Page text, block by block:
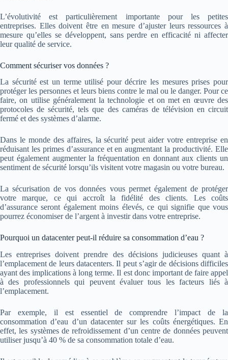
L’évolutivité est particulièrement importante pour les petites
entreprises. Elles doivent être en mesure d’ajuster leurs ressources à
mesure qu’elles se développent, sans perdre en efficacité ni affecter
leur qualité de service.
Comment sécuriser vos données ?
La sécurité est un terme utilisé pour décrire les mesures prises pour
protéger les personnes et leurs biens contre le mal ou le danger. Pour ce
faire, on utilise généralement la technologie et on met en œuvre des
protocoles de sécurité, tels que des caméras de télévision en circuit
fermé et des systèmes d’alarme.
Dans le monde des affaires, la sécurité peut aider votre entreprise en
réduisant les primes d’assurance et en augmentant la productivité. Elle
peut également augmenter la fréquentation en donnant aux clients un
sentiment de sécurité lorsqu’ils visitent votre magasin ou votre bureau.
La sécurisation de vos données vous permet également de protéger
votre marque, ce qui accroît la fidélité des clients. Les coûts
d’assurance seront également moins élevés, ce qui signifie que vous
pourrez économiser de l’argent à investir dans votre entreprise.
Pourquoi un datacenter peut-il réduire sa consommation d’eau ?
Les entreprises doivent prendre des décisions judicieuses quant à
l’emplacement de leurs datacenters. Il peut s’agir de décisions difficiles
ayant des implications à long terme. Il est donc important de faire appel
à des professionnels qui peuvent évaluer tous les facteurs liés à
l’emplacement.
Par exemple, il est essentiel de comprendre l’impact de la
consommation d’eau d’un datacenter sur les coûts énergétiques. En
effet, les systèmes de refroidissement d’un centre de données peuvent
utiliser jusqu’à 40 % de sa consommation totale d’eau.